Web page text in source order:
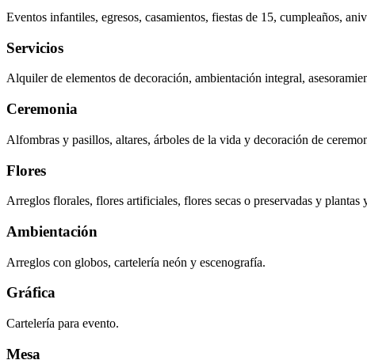
Eventos infantiles, egresos, casamientos, fiestas de 15, cumpleaños,
Servicios
Alquiler de elementos de decoración, ambientación integral,
Ceremonia
Alfombras y pasillos, altares, árboles de la vida y decoración de
Flores
Arreglos florales, flores artificiales, flores secas o preservadas y plantas
Ambientación
Arreglos con globos, cartelería neón y escenografía.
Gráfica
Cartelería para evento.
Mesa